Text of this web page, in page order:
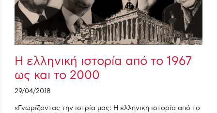
Η ελληνική ιστορία από το 1967
ως και το 2000
29/04/2018
«Γνωρίζοντας την ιστρία μας: Η ελληνική ιστορία από το